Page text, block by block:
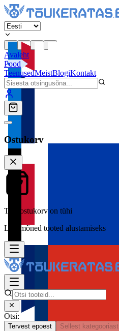
Avaleht
Pood
TeenusedMeistBlogiKontakt
Ostukorv
Teie ostukorv on tühi
Lisa mõned tooted alustamiseks
Otsi:
Tervest epoest Sellest kategooriast